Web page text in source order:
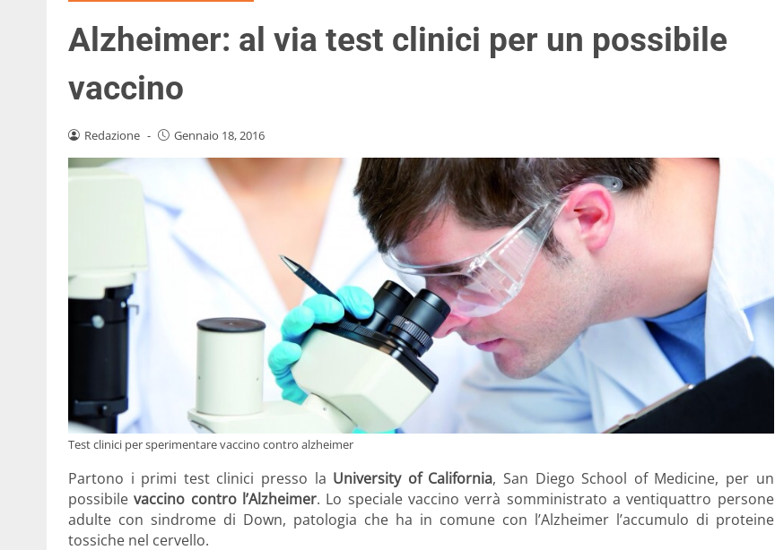
Alzheimer: al via test clinici per un possibile
vaccino
Redazione - Gennaio 18, 2016
Test clinici per sperimentare vaccino contro alzheimer
Partono i primi test clinici presso la University of California, San Diego School of Medicine, per un
possibilevaccino contro l’Alzheimer. Lo speciale vaccino verrà somministrato a ventiquattro persone
adulte con sindrome di Down, patologia che ha in comune con l’Alzheimer l’accumulo di proteine
tossiche nel cervello.